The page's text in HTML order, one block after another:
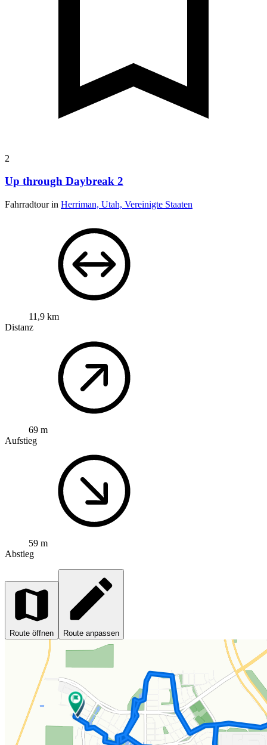
2
Up through Daybreak 2
Fahrradtour in Herriman, Utah, Vereinigte Staaten
11,9 km
Distanz
69 m
Aufstieg
59 m
Abstieg
Route öffnen Route anpassen